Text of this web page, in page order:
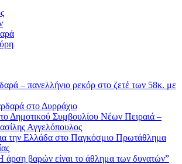
– πανελλήνιο ρεκόρ στο ζετέ των 58κ. με
στο Δυρράχιο
Δημοτικού Συμβουλίου Νέων Πειραιά –
Αγγελόπουλος
την Ελλάδα στο Παγκόσμιο Πρωτάθλημα
άρση βαρών είναι το άθλημα των δυνατών”